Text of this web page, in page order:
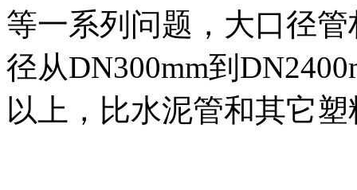
等一系列问题，大口径
径从DN300mm到
以上，比水泥管和其它